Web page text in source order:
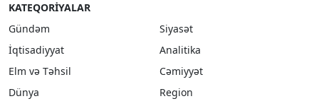
KATEQORIYALAR
Gündəm
Siyasət
İqtisadiyyat
Analitika
Elm və Təhsil
Cəmiyyət
Dünya
Region